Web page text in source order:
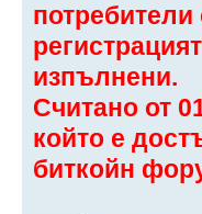
потребители
изпълнени.
Считано от
който е
биткойн